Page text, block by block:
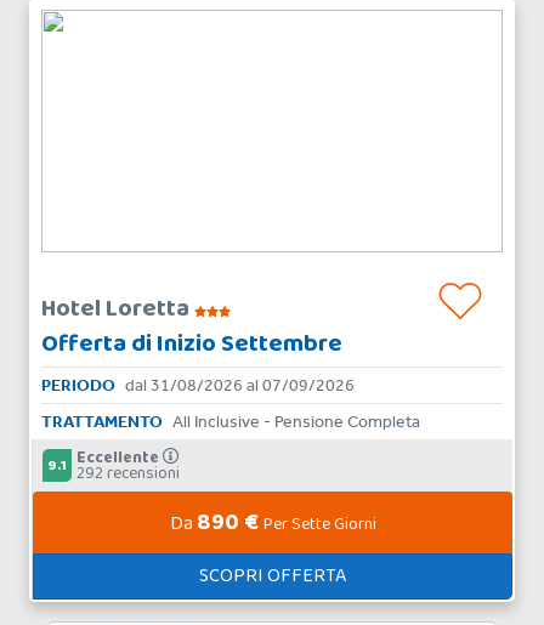
Hotel Loretta
Offerta di Inizio Settembre
PERIODO dal 31/08/2026 al 07/09/2026
TRATTAMENTO All Inclusive - Pensione Completa
9.1 Eccellente
292 recensioni
Da 890 €Per Sette Giorni
SCOPRI OFFERTA